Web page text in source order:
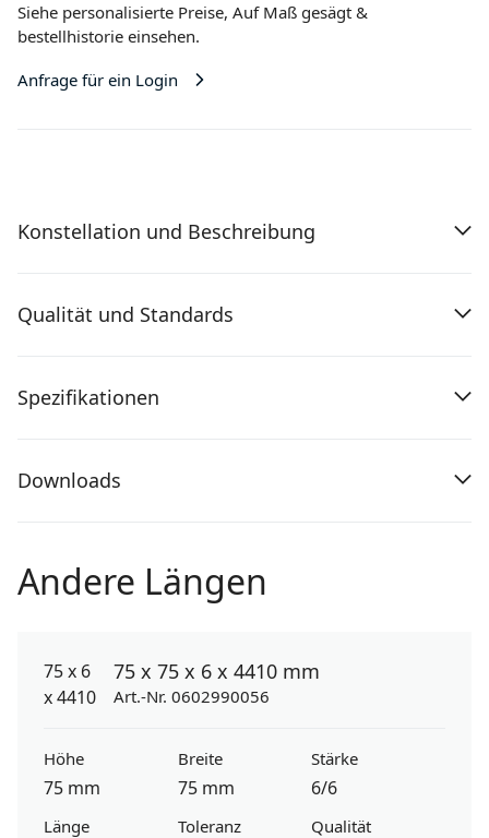
Siehe personalisierte Preise, Auf Maß gesägt &
bestellhistorie einsehen.
Anfrage für ein Login
Konstellation und Beschreibung
Qualität und Standards
Spezifikationen
Downloads
Andere Längen
75 x 75 x 6 x 4410 mm
Art.-Nr. 0602990056
Höhe
75 mm
Breite
75 mm
Stärke
6/6
Länge Toleranz Qualität